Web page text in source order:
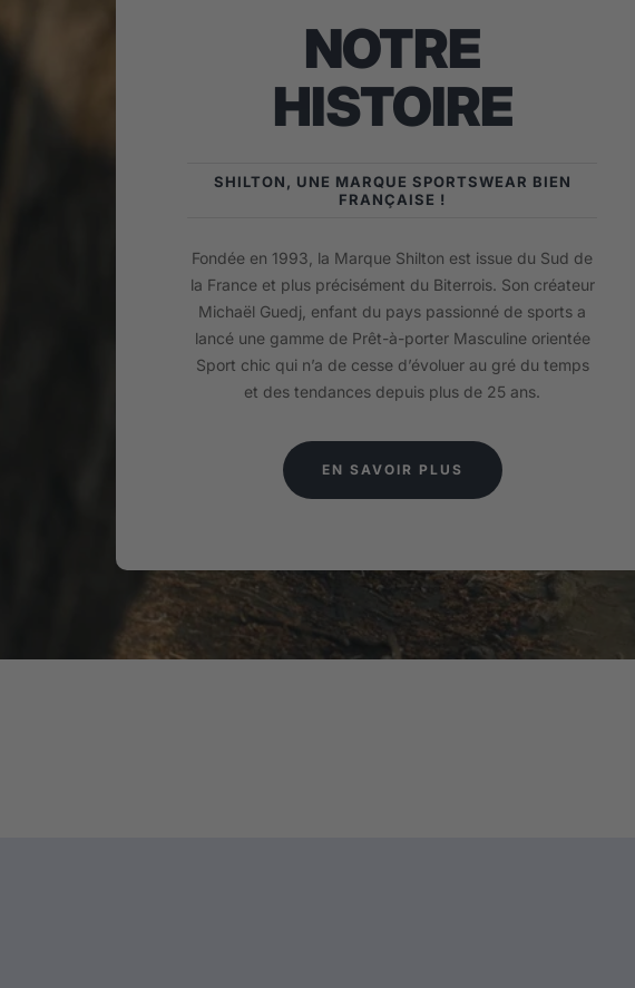
NOTRE
HISTOIRE
SHILTON, UNE MARQUE SPORTSWEAR BIEN
FRANÇAISE !
Fondée en 1993, la Marque Shilton est issue du Sud de
la France et plus précisément du Biterrois. Son créateur
Michaël Guedj, enfant du pays passionné de sports a
lancé une gamme de Prêt-à-porter Masculine orientée
Sport chic qui n’a de cesse d’évoluer au gré du temps
et des tendances depuis plus de 25 ans.
EN SAVOIR PLUS